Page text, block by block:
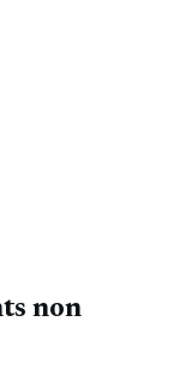
non